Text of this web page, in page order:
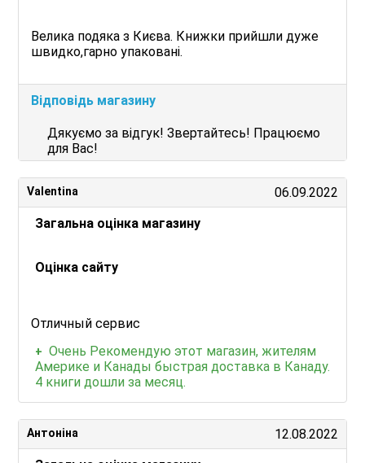
Велика подяка з Києва. Книжки прийшли дуже
швидко,гарно упаковані.
Відповідь магазину
Дякуємо за відгук! Звертайтесь! Працюємо
для Вас!
Valentina
06.09.2022
Загальна оцінка магазину
Оцінка сайту
Отличный сервис
Очень Рекомендую этот магазин, жителям
Америке и Канады быстрая доставка в Канаду.
4 книги дошли за месяц.
Антоніна
12.08.2022